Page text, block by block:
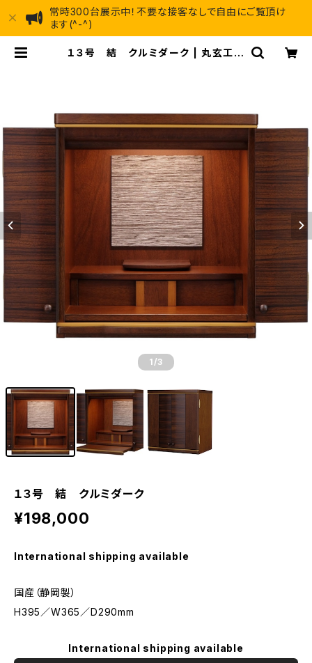
常時300台展示中！不要な接客なしで自由にご覧頂け
ます(^-^)
１３号 結 クルミダーク | 丸玄工芸
1 /3
１３号 結 クルミダーク
¥198,000
International shipping available
国産（静岡製）
H395／W365／D290mm
International shipping available